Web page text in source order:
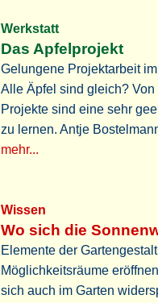
Werkstatt
Das Apfelprojekt
Gelungene Projektarbeit
Alle Äpfel sind gleich?
Projekte sind eine sehr
zu lernen. Antje
mehr...
Wissen
Wo sich die
Elemente der
Möglichkeitsräume
sich auch im Garten